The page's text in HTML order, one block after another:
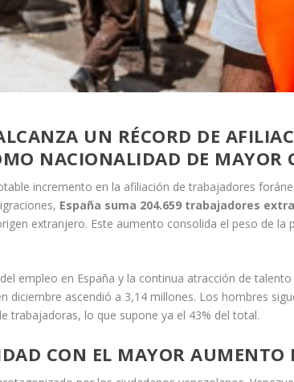
UN RÉCORD DE
NACIONALIDAD DE MAYOR
incremento en la afiliación de trabajadores
España suma 204.659 trabajadores
extranjero. Este aumento consolida el peso de
empleo en España y la continua atracción de
diciembre ascendió a 3,14 millones. Los hombres
trabajadoras, lo que supone ya el 43% del total.
CON EL MAYOR AUMENTO